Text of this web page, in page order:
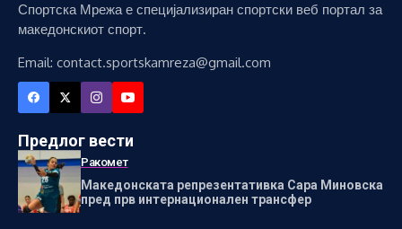
Спортска Мрежа е специјализиран спортски веб портал за
македонскиот спорт.
Email: contact.sportskamreza@gmail.com
Предлог вести
Ракомет
Македонската репрезентативка Сара Миновска
пред прв интернационален трансфер